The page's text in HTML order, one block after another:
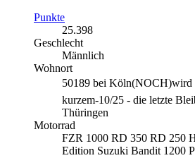
Punkte
25.398
Geschlecht
Männlich
Wohnort
50189 bei
kurzem-10/25 - die letzte
Thüringen
Motorrad
FZR 1000 RD 350 RD 250
Edition Suzuki Bandit 1200